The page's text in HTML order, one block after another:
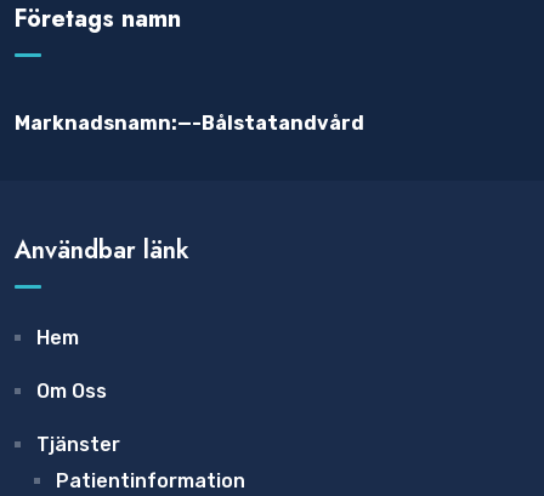
Företags namn
Marknadsnamn:—-Bålstatandvård
Användbar länk
Hem
Om Oss
Tjänster
Patientinformation